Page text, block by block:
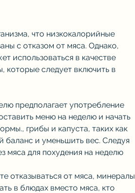
с отказом от мяса. Однако,
использоваться в качестве
которые следует включить в
предполагает употребление
меню на неделю и начать
грибы и капуста, таких как
баланс и уменьшить вес. Следуя
мяса для похудения на неделю
отказываться от мяса, минералы
в блюдах вместо мяса, кто